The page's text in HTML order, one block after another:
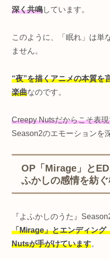
深く共鳴しています。
このように、「眠れ」は単
ません。
“夜”を描くアニメの本質を
楽曲なのです。
Creepy Nutsだからこそ表
Season2のエモーションを
OP「Mirage」と
ふかしの感情を紡
『よふかしのうた』
「Mirage」とエンディング
Nutsが手がけています。